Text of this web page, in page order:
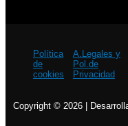
Política
de
cookies
A.Legales y
Pol.de
Privacidad
Copyright © 2026 |